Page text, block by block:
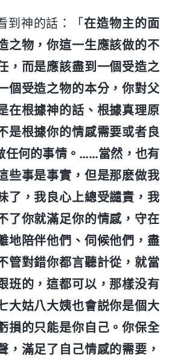
到神的話：「在造物主的面
之物，你這一生應該做的不
，而是應該盡到一個受造之
個受造之物的本分，你對父
在根據神的話、根據真理原
是根據你的情感需要或者良
任何的事情。……當然，也有
些事是事實，但是那麽做我
了，我良心上總受譴責，我
了你就滿足你的情感，守在
地陪伴他們、伺候他們，盡
管對錯你都言聽計從，就當
班的，這都可以，那樣没有
大姑八大姨也會説你是個大
損的只能是你自己。你保全
，滿足了自己情感的需要，